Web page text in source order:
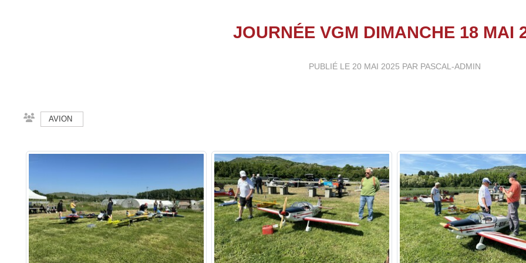
JOURNÉE VGM DIMANCHE 18 MAI
PUBLIÉ LE 20 MAI 2025 PAR PASCAL-ADMIN
AVION